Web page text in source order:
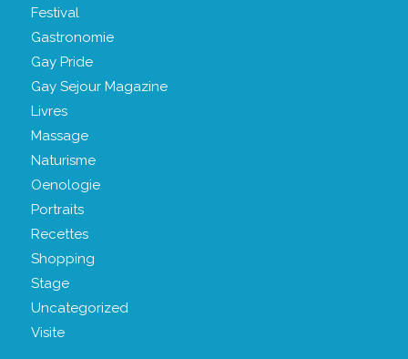
Festival
Gastronomie
Gay Pride
Gay Sejour Magazine
Livres
Massage
Naturisme
Oenologie
Portraits
Recettes
Shopping
Stage
Uncategorized
Visite